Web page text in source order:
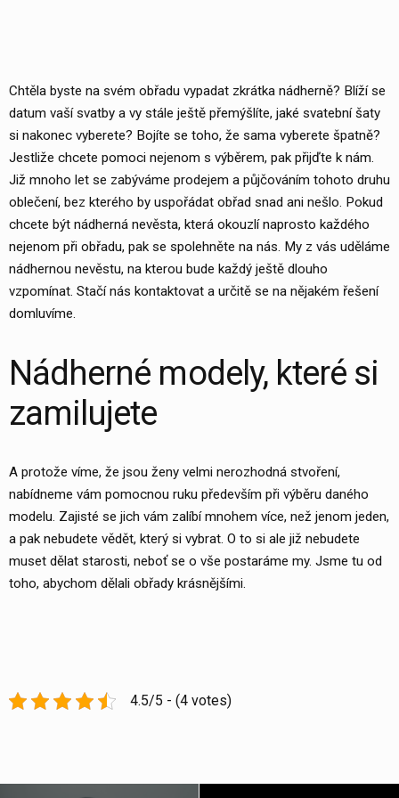
Chtěla byste na svém obřadu vypadat zkrátka nádherně? Blíží se
datum vaší svatby a vy stále ještě přemýšlíte, jaké svatební šaty
si nakonec vyberete? Bojíte se toho, že sama vyberete špatně?
Jestliže chcete pomoci nejenom s výběrem, pak přijďte k nám.
Již mnoho let se zabýváme prodejem a půjčováním tohoto druhu
oblečení, bez kterého by uspořádat obřad snad ani nešlo. Pokud
chcete být nádherná nevěsta, která okouzlí naprosto každého
nejenom při obřadu, pak se spolehněte na nás. My z vás uděláme
nádhernou nevěstu, na kterou bude každý ještě dlouho
vzpomínat. Stačí nás kontaktovat a určitě se na nějakém řešení
domluvíme.
Nádherné modely, které si
zamilujete
A protože víme, že jsou ženy velmi nerozhodná stvoření,
nabídneme vám pomocnou ruku především při výběru daného
modelu. Zajisté se jich vám zalíbí mnohem více, než jenom jeden,
a pak nebudete vědět, který si vybrat. O to si ale již nebudete
muset dělat starosti, neboť se o vše postaráme my. Jsme tu od
toho, abychom dělali obřady krásnějšími.
4.5/5 - (4 votes)